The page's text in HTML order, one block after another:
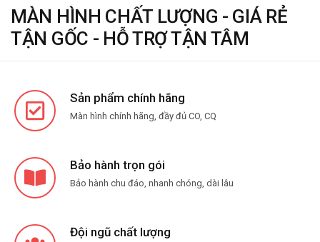
MÀN HÌNH CHẤT LƯỢNG - GIÁ RẺ
TẬN GỐC - HỖ TRỢ TẬN TÂM
Sản phẩm chính hãng
Màn hình chính hãng, đầy đủ CO, CQ
Bảo hành trọn gói
Bảo hành chu đáo, nhanh chóng, dài lâu
Đội ngũ chất lượng